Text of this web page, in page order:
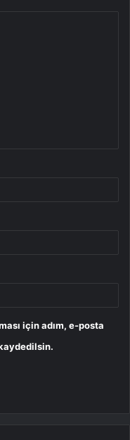
için adım, e-posta